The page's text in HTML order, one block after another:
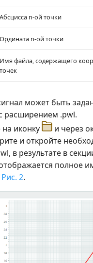
Абсцисса n-ой точки
Ордината n-ой точки
Имя файла, содержащего
точек
может быть
.pwl.
иконку
и через
и откройте
в результате в
полное
Рис. 2.